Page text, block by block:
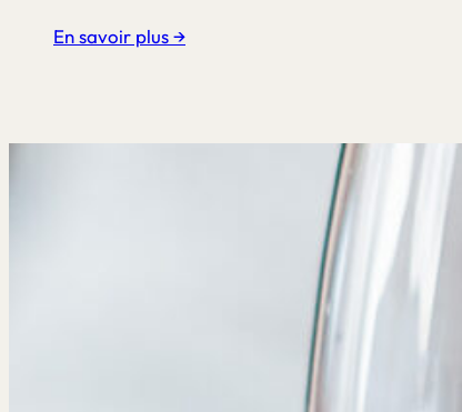
En savoir plus →